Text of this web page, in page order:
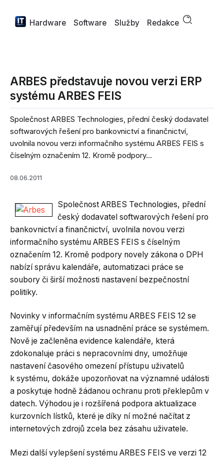
Hardware Software Služby Redakce
ARBES představuje novou verzi ERP
systému ARBES FEIS
Společnost ARBES Technologies, přední český dodavatel
softwarových řešení pro bankovnictví a finančnictví,
uvolnila novou verzi informačního systému ARBES FEIS s
číselným označením 12. Kromě podpory...
08.06.2011
Společnost ARBES Technologies, přední
český dodavatel softwarových řešení pro
bankovnictví a finančnictví, uvolnila novou verzi
informačního systému ARBES FEIS s číselným
označením 12. Kromě podpory novely zákona o DPH
nabízí správu kalendáře, automatizaci práce se
soubory či širší možnosti nastavení bezpečnostní
politiky.
Novinky v informačním systému ARBES FEIS 12 se
zaměřují především na usnadnění práce se systémem.
Nově je začleněna evidence kalendáře, která
zdokonaluje práci s nepracovními dny, umožňuje
nastavení časového omezení přístupu uživatelů
k systému, dokáže upozorňovat na významné události
a poskytuje hodně žádanou ochranu proti překlepům v
datech. Výhodou je i rozšířená podpora aktualizace
kurzovních lístků, které je díky ní možné načítat z
internetových zdrojů zcela bez zásahu uživatele.
Mezi další vylepšení systému ARBES FEIS ve verzi 12